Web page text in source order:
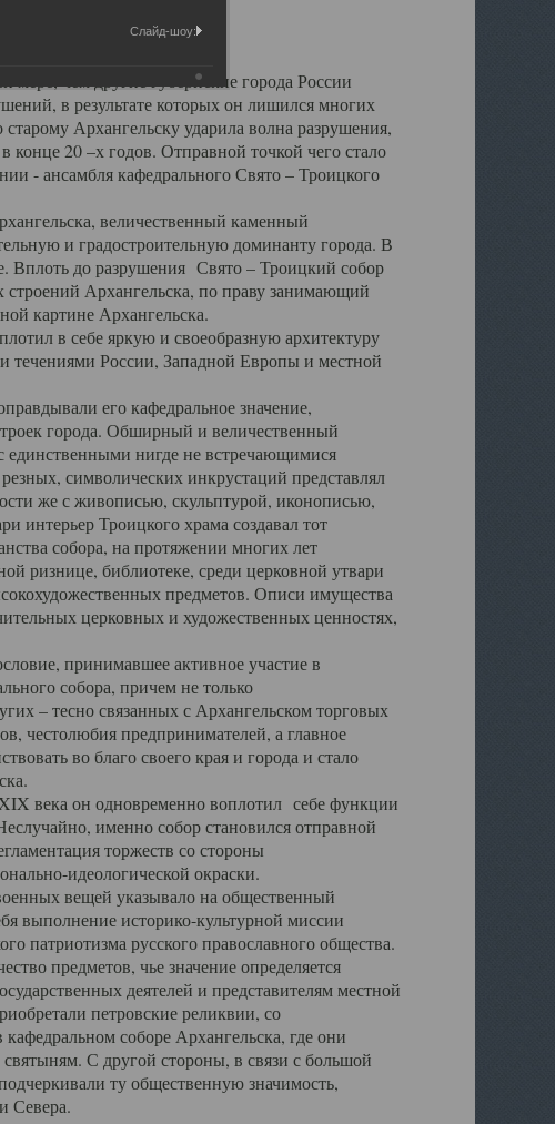
мере, чем другие губернские города России
в результате которых он лишился многих
Архангельску ударила волна разрушения,
конце 20 –х годов. Отправной точкой чего стало
- ансамбля кафедрального Свято – Троицкого
величественный каменный
и градостроительную доминанту города. В
Вплоть до разрушения Свято – Троицкий собор
Архангельска, по праву занимающий
картине Архангельска.
в себе яркую и своеобразную архитектуру
течениями России, Западной Европы и местной
его кафедральное значение,
города. Обширный и величественный
единственными нигде не встречающимися
символических инкрустаций представлял
же с живописью, скульптурой, иконописью,
интерьер Троицкого храма создавал тот
собора, на протяжении многих лет
ризнице, библиотеке, среди церковной утвари
предметов. Описи имущества
церковных и художественных ценностях,
принимавшее активное участие в
собора, причем не только
– тесно связанных с Архангельском торговых
честолюбия предпринимателей, а главное
во благо своего края и города и стало
он одновременно воплотил себе функции
именно собор становился отправной
торжеств со стороны
идеологической окраски.
вещей указывало на общественный
выполнение историко-культурной миссии
патриотизма русского православного общества.
предметов, чье значение определяется
деятелей и представителям местной
петровские реликвии, со
соборе Архангельска, где они
С другой стороны, в связи с большой
ту общественную значимость,
Севера.
Слайд-шоу: